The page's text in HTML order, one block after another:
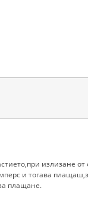
излизане
и тогава
плащане.